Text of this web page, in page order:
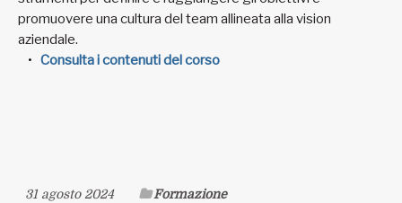
promuovere una cultura del team allineata alla vision
aziendale.
Consulta i contenuti del corso
31 agosto 2024 Formazione